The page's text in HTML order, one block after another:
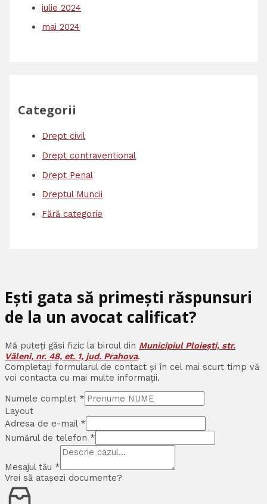
iulie 2024
mai 2024
Categorii
Drept civil
Drept contraventional
Drept Penal
Dreptul Muncii
Fără categorie
Ești gata să primești răspunsuri
de la un avocat calificat?
Mă puteți găsi fizic la biroul din Municipiul Ploiești, str.
Văleni, nr. 48, et. 1, jud. Prahova.
Completați formularul de contact și în cel mai scurt timp vă
voi contacta cu mai multe informații.
Numele complet *
Layout
Adresa de e-mail *
Numărul de telefon *
Mesajul tău *
Vrei să atașezi documente?